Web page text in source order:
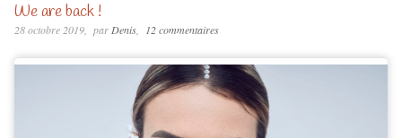
We are back !
28 octobre 2019 parDenis 12 commentaires